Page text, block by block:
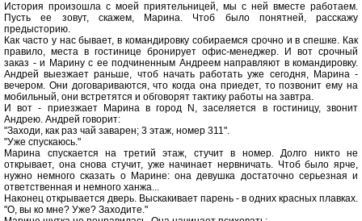
История произошла с моей приятельницей, мы с ней вместе работаем.
Пусть ее зовут, скажем, Марина. Чтоб было понятней, расскажу
предысторию.
Как часто у нас бывает, в командировку собираемся срочно и в спешке. Как
правило, места в гостинице бронирует офис-менеджер. И вот срочный
заказ - и Марину с ее подчиненным Андреем направляют в командировку.
Андрей выезжает раньше, чтоб начать работать уже сегодня, Марина -
вечером. Они договариваются, что когда она приедет, то позвонит ему на
мобильный, они встретятся и обговорят тактику работы на завтра.
И вот - приезжает Марина в город N, заселяется в гостиницу, звонит
Андрею. Андрей говорит:
"Заходи, как раз чай заварен; 3 этаж, номер 311".
"Уже спускаюсь."
Марина спускается на третий этаж, стучит в номер. Долго никто не
открывает, она снова стучит, уже начинает нервничать. Чтоб было ярче,
нужно немного сказать о Марине: она девушка достаточно серьезная и
ответственная и немного ханжа...
Наконец открывается дверь. Выскакивает парень - в одних красных плавках.
"О, вы ко мне? Уже? Заходите."